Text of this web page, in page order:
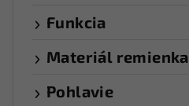
Funkcia
Materiál remienka
Pohlavie